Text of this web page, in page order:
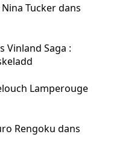
Tucker dans
Vinland Saga :
Lamperouge
Rengoku dans